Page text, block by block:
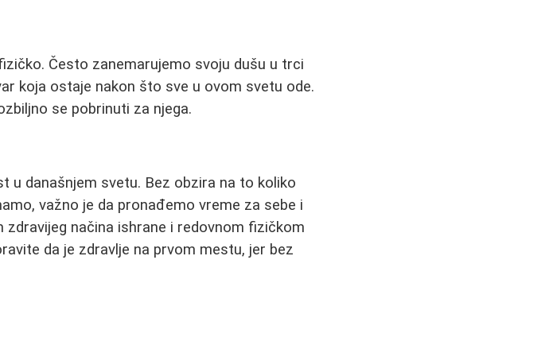
Često zanemarujemo svoju dušu u trci
koja ostaje nakon što sve u ovom svetu ode.
se pobrinuti za njega.
u današnjem svetu. Bez obzira na to koliko
važno je da pronađemo vreme za sebe i
zdravijeg načina ishrane i redovnom fizičkom
da je zdravlje na prvom mestu, jer bez